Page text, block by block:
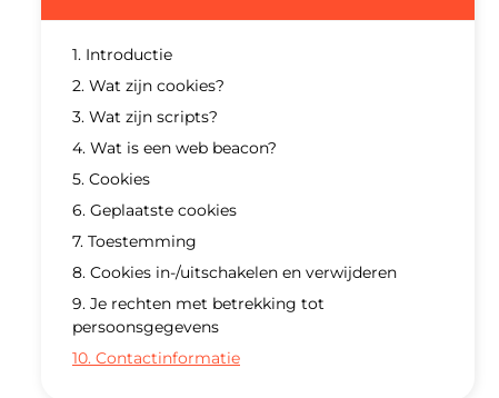
1. Introductie
2. Wat zijn cookies?
3. Wat zijn scripts?
4. Wat is een web beacon?
5. Cookies
6. Geplaatste cookies
7. Toestemming
8. Cookies in-/uitschakelen en verwijderen
9. Je rechten met betrekking tot
persoonsgegevens
10. Contactinformatie